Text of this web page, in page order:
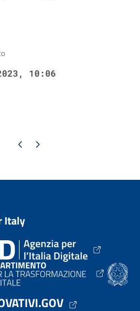
10:06
Pagina precedente
Pagina successiva
Italy